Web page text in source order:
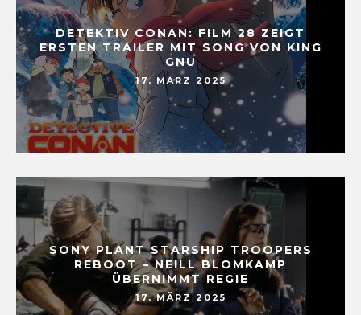
DETEKTIV CONAN: FILM 28 ZEIGT
ERSTEN TRAILER MIT SONG VON KING
GNU
17. MÄRZ 2025
SONY PLANT STARSHIP TROOPERS
REBOOT – NEILL BLOMKAMP
ÜBERNIMMT REGIE
17. MÄRZ 2025